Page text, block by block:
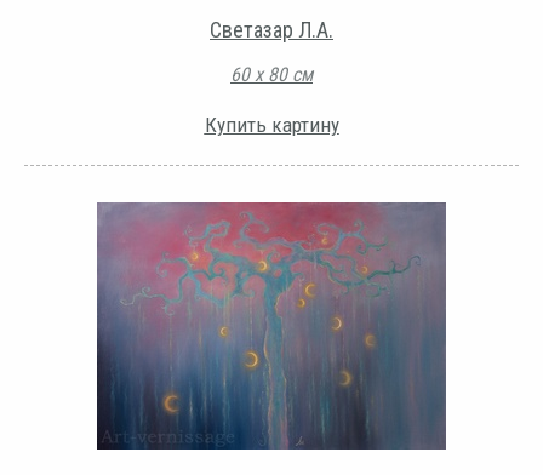
Светазар Л.А.
60 х 80 см
Купить картину